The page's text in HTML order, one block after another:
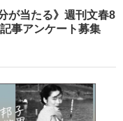
が当たる》週刊文春8
事アンケート募集